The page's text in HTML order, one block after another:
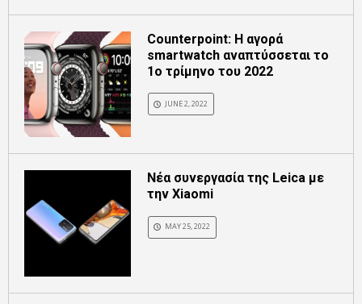
Counterpoint: Η αγορά
smartwatch αναπτύσσεται το
1ο τρίμηνο του 2022
JUNE 2, 2022
Νέα συνεργασία της Leica με
την Xiaomi
MAY 25, 2022